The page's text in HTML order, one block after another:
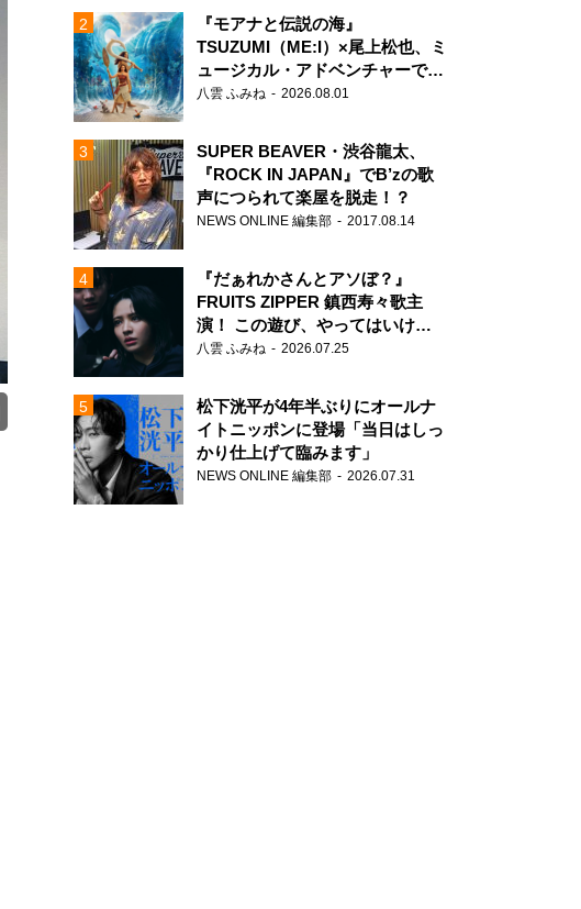
『モアナと伝説の海』
TSUZUMI（ME:I）×尾上松也、ミ
ュージカル・アドベンチャーで美
声を響かせる
八雲 ふみね 2026.08.01
SUPER BEAVER・渋谷龍太、
『ROCK IN JAPAN』でB’zの歌
声につられて楽屋を脱走！？
NEWS ONLINE 編集部 2017.08.14
『だぁれかさんとアソぼ？』
FRUITS ZIPPER 鎮西寿々歌主
演！ この遊び、やってはいけま
せん。
八雲 ふみね 2026.07.25
松下洸平が4年半ぶりにオールナ
イトニッポンに登場「当日はしっ
かり仕上げて臨みます」
NEWS ONLINE 編集部 2026.07.31